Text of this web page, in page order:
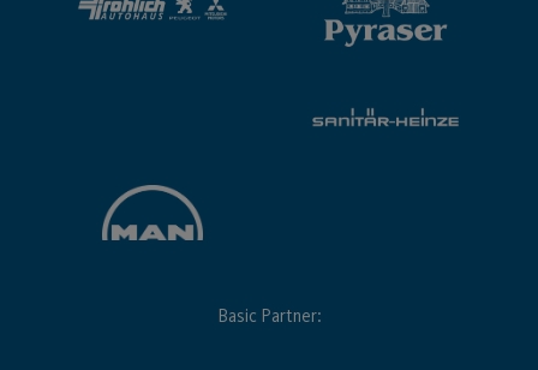
Basic Partner: